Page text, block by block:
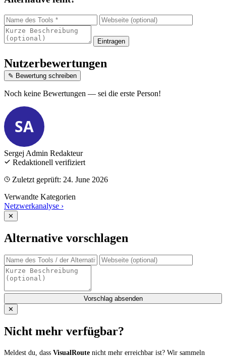
Eintragen
Nutzerbewertungen
✎ Bewertung schreiben
Noch keine Bewertungen — sei die erste Person!
SA
Sergej Admin Redakteur
Redaktionell verifiziert
Zuletzt geprüft: 24. June 2026
Verwandte Kategorien
Netzwerkanalyse ›
✕
Alternative vorschlagen
Vorschlag absenden
✕
Nicht mehr verfügbar?
Meldest du, dass VisualRoute nicht mehr erreichbar ist? Wir sammeln